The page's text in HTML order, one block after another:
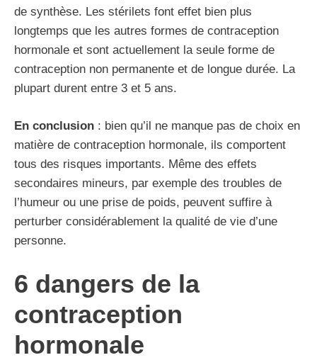
de synthèse. Les stérilets font effet bien plus
longtemps que les autres formes de contraception
hormonale et sont actuellement la seule forme de
contraception non permanente et de longue durée. La
plupart durent entre 3 et 5 ans.
En conclusion : bien qu’il ne manque pas de choix en
matière de contraception hormonale, ils comportent
tous des risques importants. Même des effets
secondaires mineurs, par exemple des troubles de
l’humeur ou une prise de poids, peuvent suffire à
perturber considérablement la qualité de vie d’une
personne.
6 dangers de la
contraception
hormonale